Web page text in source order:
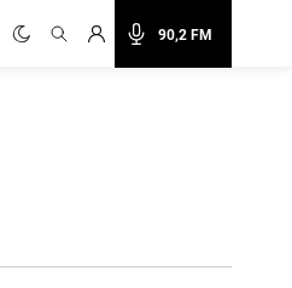
90,2 FM